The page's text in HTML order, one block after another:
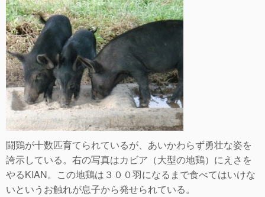
闘鶏が十数匹育てられているが、あいかわらず勇壮な姿を
誇示している。右の写真はカビア（大型の地鶏）にえさを
やるKIAN。この地鶏は３００羽になるまで食べてはいけな
いというお触れが息子から発せられている。